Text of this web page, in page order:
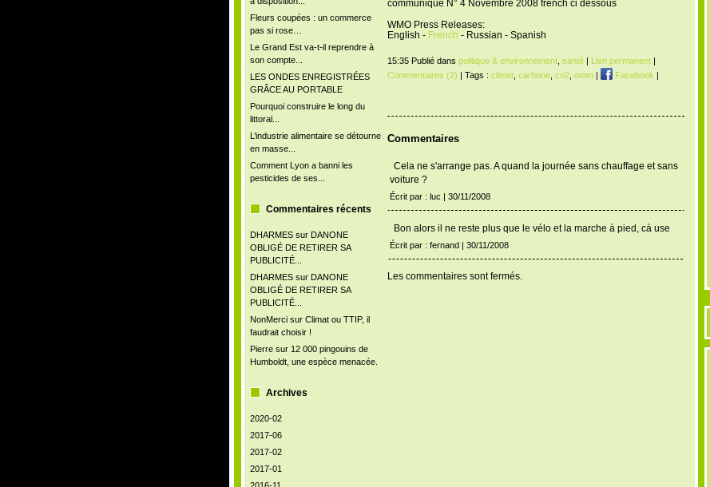
Fleurs coupées : un commerce
pas si rose…
Le Grand Est va-t-il reprendre à
son compte...
LES ONDES ENREGISTRÉES
GRÂCE AU PORTABLE
Pourquoi construire le long du
littoral...
L’industrie alimentaire se détourne
en masse...
Comment Lyon a banni les
pesticides de ses...
Commentaires récents
DHARMESsur DANONE
OBLIGÉ DE RETIRER SA
PUBLICITÉ...
DHARMESsur DANONE
OBLIGÉ DE RETIRER SA
PUBLICITÉ...
NonMercisur Climat ou TTIP, il
faudrait choisir !
Pierresur 12 000 pingouins de
Humboldt, une espèce menacée.
Archives
2020-02
2017-06
2017-02
2017-01
communiqué N° 4 Novembre 2008 french ci dessous
WMO Press Releases:
English - French - Russian - Spanish
15:35 Publié dans politique & environnement, santé| Lien permanent|
Commentaires (2) | Tags : climat, carbone, co2, omm| Facebook |
Commentaires
Cela ne s'arrange pas. A quand la journée sans chauffage et sans
voiture ?
Écrit par : luc | 30/11/2008
Bon alors il ne reste plus que le vélo et la marche à pied, cà use
Écrit par : fernand | 30/11/2008
Les commentaires sont fermés.